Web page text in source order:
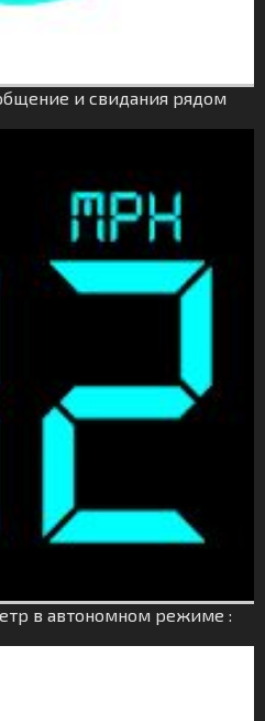
и свидания рядом
в автономном режиме :